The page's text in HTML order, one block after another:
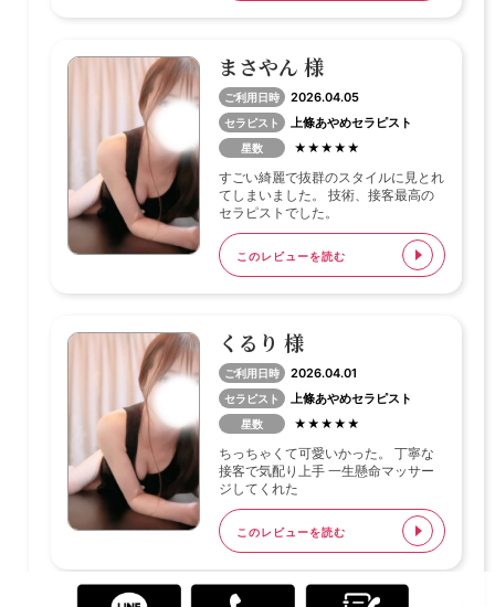
て過ごせました。 新人さんでしたが
ちゃんと満足できましたよ～ またタ
イミング合えばお願いしたいです。
まさやん 様
ご利用日時 2026.04.05
セラピスト 上條あやめセラピスト
星数 ★★★★★
すごい綺麗で抜群のスタイルに見とれ
てしまいました。 技術、接客最高の
セラピストでした。
このレビューを読む
くるり 様
ご利用日時 2026.04.01
セラピスト 上條あやめセラピスト
星数 ★★★★★
ちっちゃくて可愛いかった。 丁寧な
接客で気配り上手 一生懸命マッサー
ジしてくれた
このレビューを読む